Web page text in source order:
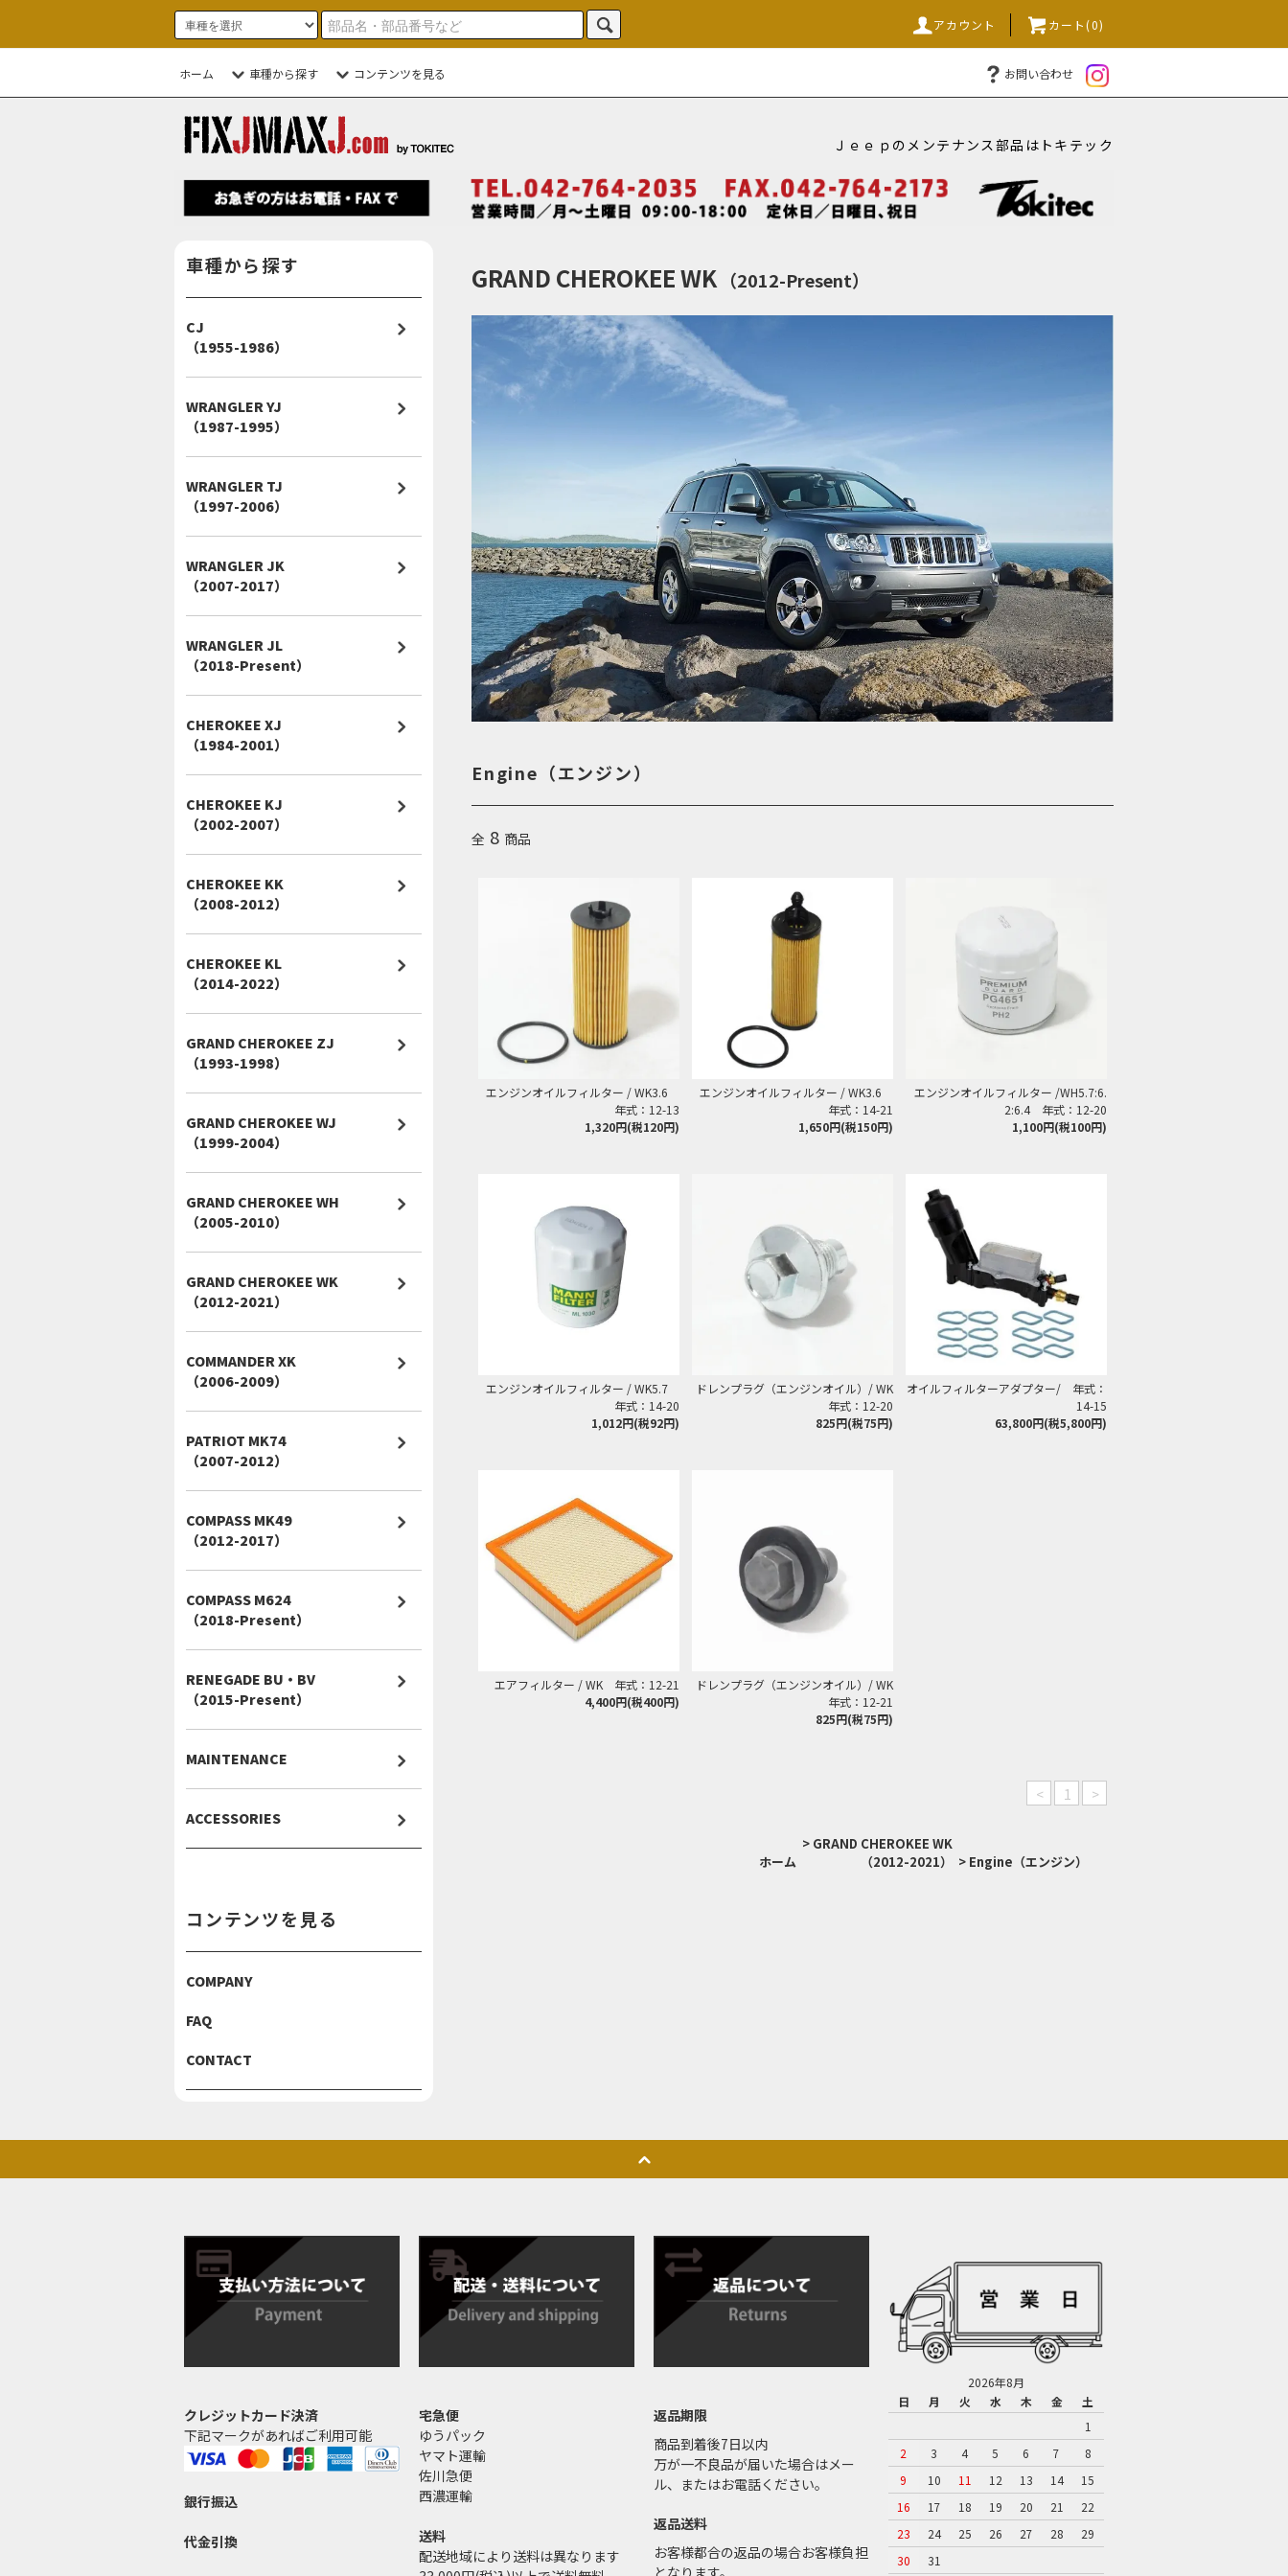
アカウント カート(0)
ホーム 車種から探す コンテンツを見る お問い合わせ
Ｊｅｅｐのメンテナンス部品はトキテック
GRAND CHEROKEE WK （2012-Present）
Engine（エンジン）
全 8 商品
エンジンオイルフィルター / WK3.6
年式：12-13
1,320円(税120円)
エンジンオイルフィルター / WK3.6
年式：14-21
1,650円(税150円)
エンジンオイルフィルター /WH5.7:6.
2:6.4 年式：12-20
1,100円(税100円)
エンジンオイルフィルター / WK5.7
年式：14-20
1,012円(税92円)
ドレンプラグ（エンジンオイル）/ WK
年式：12-20
825円(税75円)
オイルフィルターアダプター/ 年式：
14-15
63,800円(税5,800円)
エアフィルター / WK 年式：12-21
4,400円(税400円)
ドレンプラグ（エンジンオイル）/ WK
年式：12-21
825円(税75円)
< 1 >
ホーム
> GRAND CHEROKEE WK
（2012-2021）
> Engine（エンジン）
車種から探す
CJ
（1955-1986）
WRANGLER YJ
（1987-1995）
WRANGLER TJ
（1997-2006）
WRANGLER JK
（2007-2017）
WRANGLER JL
（2018-Present）
CHEROKEE XJ
（1984-2001）
CHEROKEE KJ
（2002-2007）
CHEROKEE KK
（2008-2012）
CHEROKEE KL
（2014-2022）
GRAND CHEROKEE ZJ
（1993-1998）
GRAND CHEROKEE WJ
（1999-2004）
GRAND CHEROKEE WH
（2005-2010）
GRAND CHEROKEE WK
（2012-2021）
COMMANDER XK
（2006-2009）
PATRIOT MK74
（2007-2012）
COMPASS MK49
（2012-2017）
COMPASS M624
（2018-Present）
RENEGADE BU・BV
（2015-Present）
MAINTENANCE
ACCESSORIES
コンテンツを見る
COMPANY
FAQ
CONTACT
クレジットカード決済
下記マークがあればご利用可能
銀行振込
代金引換
宅急便
ゆうパック
ヤマト運輸
佐川急便
西濃運輸
送料
配送地域により送料は異なります
返品期限
商品到着後7日以内
万が一不良品が届いた場合はメー
ル、またはお電話ください。
返品送料
お客様都合の返品の場合お客様負担
となります。
2026年8月
日
月 火 水 木 金
土
1
2
3 4 5 6 7
8
9
10 11 12 13 14
15
16
17 18 19 20 21
22
23
24 25 26 27 28
29
30
31